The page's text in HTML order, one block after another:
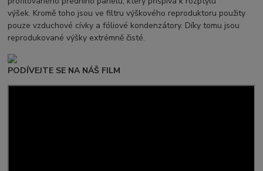
výšek. Kromě toho jsou ve filtru výškového reproduktoru použity
pouze vzduchové cívky a fóliové kondenzátory. Díky tomu jsou
reprodukované výšky extrémně čisté.
PODÍVEJTE SE NA NÁŠ FILM